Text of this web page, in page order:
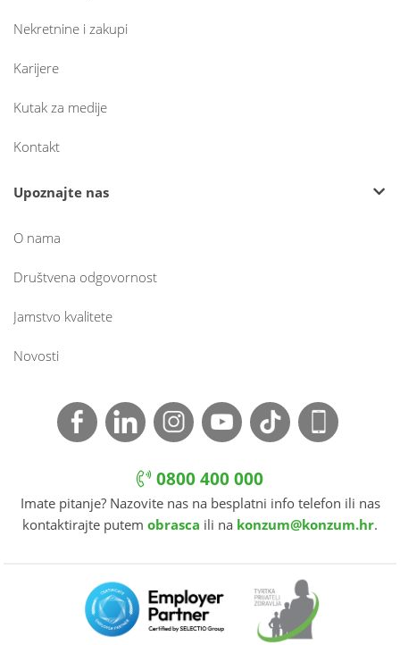
Nekretnine i zakupi
Karijere
Kutak za medije
Kontakt
Upoznajte nas
O nama
Društvena odgovornost
Jamstvo kvalitete
Novosti
0800 400 000
Imate pitanje? Nazovite nas na besplatni info telefon ili nas
kontaktirajte putem obrasca ili na konzum@konzum.hr.